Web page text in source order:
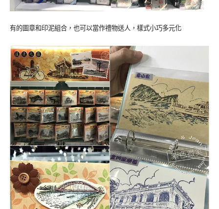
有的圖章和印泥組合，也可以當作禮物送人，樣式小巧多元化